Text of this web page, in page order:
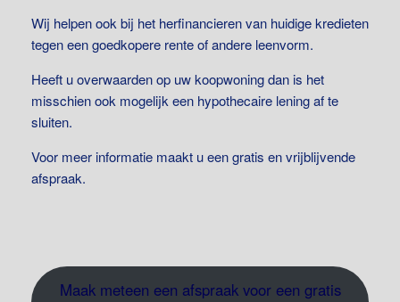
Wij helpen ook bij het herfinancieren van huidige kredieten
tegen een goedkopere rente of andere leenvorm.
Heeft u overwaarden op uw koopwoning dan is het
misschien ook mogelijk een hypothecaire lening af te
sluiten.
Voor meer informatie maakt u een gratis en vrijblijvende
afspraak.
Maak meteen een afspraak voor een gratis